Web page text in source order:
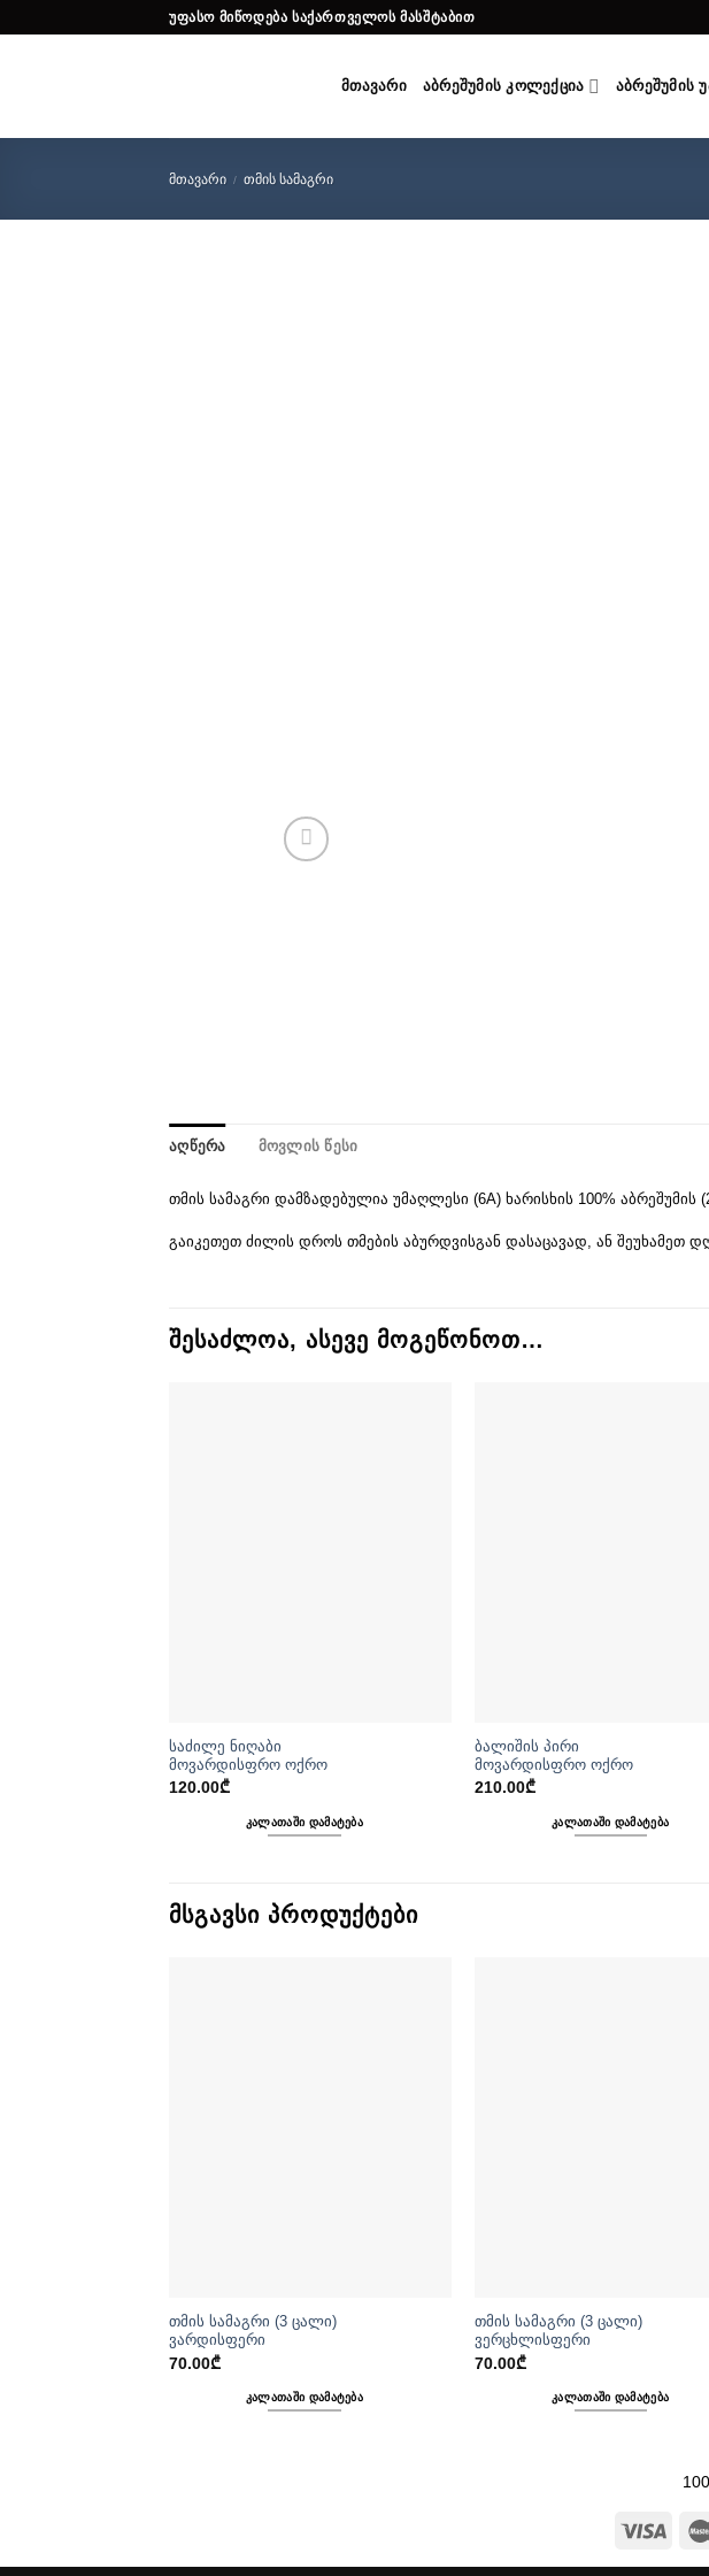
ᲣᲤᲐᲡᲝ ᲛᲘᲬᲝᲓᲔᲑᲐ ᲡᲐᲥᲐᲠᲗᲕᲔᲚᲝᲡ ᲛᲐᲡᲨᲢᲐᲑᲘᲗ
ᲛᲗᲐᲕᲐᲠᲘ ᲐᲑᲠᲔᲨᲣᲛᲘᲡ ᲙᲝᲚᲔᲥᲪᲘᲐ ᲐᲑᲠᲔᲨᲣᲛᲘᲡ
ᲛᲗᲐᲕᲐᲠᲘ / ᲗᲛᲘᲡ ᲡᲐᲛᲐᲒᲠᲘ
ᲐᲦᲬᲔᲠᲐ ᲛᲝᲕᲚᲘᲡ ᲬᲔᲡᲘ
თმის სამაგრი დამზადებულია უმაღლესი (6A) ხარისხის 100% აბრეშუმის
გაიკეთეთ ძილის დროს თმების აბურდვისგან დასაცავად, ან შეუხამეთ
ᲨᲔᲡᲐᲫᲚᲝᲐ, ᲐᲡᲔᲕᲔ ᲛᲝᲒᲔᲬᲝᲜᲝᲗ…
საძილე ნიღაბი
მოვარდისფრო ოქრო
120.00₾
ᲙᲐᲚᲐᲗᲐᲨᲘ ᲓᲐᲛᲐᲢᲔᲑᲐ
ბალიშის პირი
მოვარდისფრო ოქრო
210.00₾
ᲙᲐᲚᲐᲗᲐᲨᲘ ᲓᲐᲛᲐᲢᲔᲑᲐ
ᲛᲡᲒᲐᲕᲡᲘ ᲞᲠᲝᲓᲣᲥᲢᲔᲑᲘ
თმის სამაგრი (3 ცალი)
ვარდისფერი
70.00₾
ᲙᲐᲚᲐᲗᲐᲨᲘ ᲓᲐᲛᲐᲢᲔᲑᲐ
თმის სამაგრი (3 ცალი)
ვერცხლისფერი
70.00₾
ᲙᲐᲚᲐᲗᲐᲨᲘ ᲓᲐᲛᲐᲢᲔᲑᲐ